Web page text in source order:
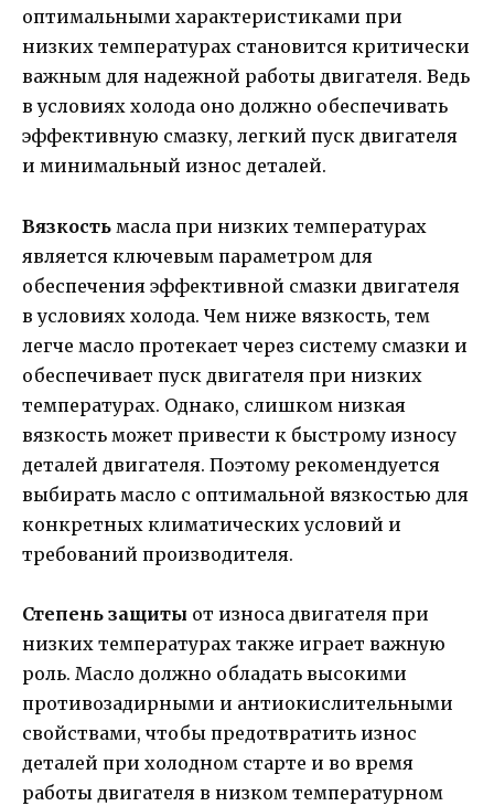
оптимальными характеристиками при
низких температурах становится критически
важным для надежной работы двигателя. Ведь
в условиях холода оно должно обеспечивать
эффективную смазку, легкий пуск двигателя
и минимальный износ деталей.
Вязкость масла при низких температурах
является ключевым параметром для
обеспечения эффективной смазки двигателя
в условиях холода. Чем ниже вязкость, тем
легче масло протекает через систему смазки и
обеспечивает пуск двигателя при низких
температурах. Однако, слишком низкая
вязкость может привести к быстрому износу
деталей двигателя. Поэтому рекомендуется
выбирать масло с оптимальной вязкостью для
конкретных климатических условий и
требований производителя.
Степень защиты от износа двигателя при
низких температурах также играет важную
роль. Масло должно обладать высокими
противозадирными и антиокислительными
свойствами, чтобы предотвратить износ
деталей при холодном старте и во время
работы двигателя в низком температурном